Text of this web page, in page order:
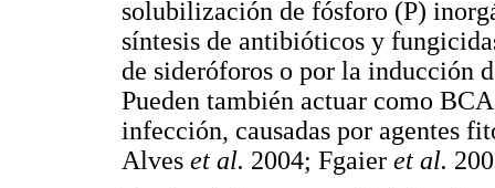
solubilización de fósforo (P)
síntesis de antibióticos y
de sideróforos o por la inducción
Pueden también actuar como
infección, causadas por agentes
Alves et al. 2004; Fgaier et al.